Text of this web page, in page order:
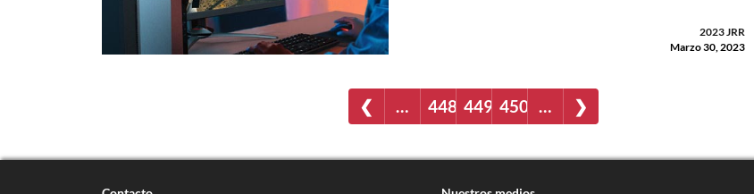
2023 JRR
Marzo 30, 2023
❮ … 448 449 450 … ❯